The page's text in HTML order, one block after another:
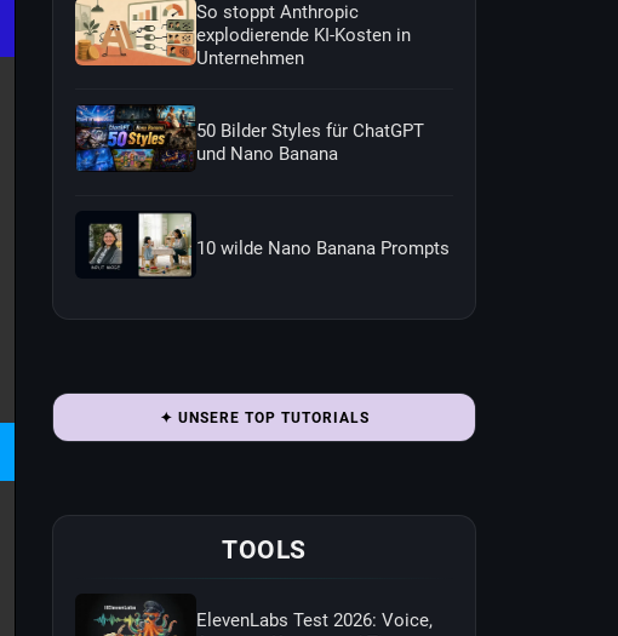
So stoppt Anthropic
explodierende KI-Kosten in
Unternehmen
50 Bilder Styles für ChatGPT
und Nano Banana
10 wilde Nano Banana Prompts
✦ UNSERE TOP TUTORIALS
TOOLS
ElevenLabs Test 2026: Voice,